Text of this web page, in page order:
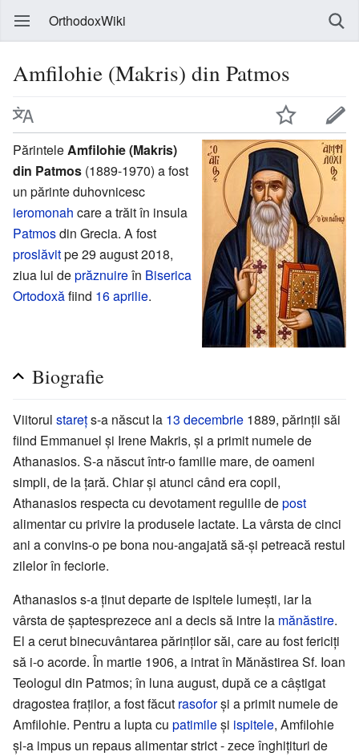
OrthodoxWiki
Amfilohie (Makris) din Patmos
Părintele Amfilohie (Makris)
din Patmos (1889-1970) a fost
un părinte duhovnicesc
ieromonah care a trăit în insula
Patmosdin Grecia. A fost
proslăvitpe 29 august 2018,
ziua lui deprăznuireîn Biserica
Ortodoxăfiind 16 aprilie.
Biografie
Viitorul starețs-a născut la 13 decembrie 1889, părinții săi
fiind Emmanuel și Irene Makris, și a primit numele de
Athanasios. S-a născut într-o familie mare, de oameni
simpli, de la țară. Chiar și atunci când era copil,
Athanasios respecta cu devotament regulile depost
alimentar cu privire la produsele lactate. La vârsta de cinci
ani a convins-o pe bona nou-angajată să-și petreacă restul
zilelor în feciorie.
Athanasios s-a ținut departe de ispitele lumești, iar la
vârsta de șaptesprezece ani a decis să intre la mănăstire.
El a cerut binecuvântarea părinților săi, care au fost fericiți
să i-o acorde. În martie 1906, a intrat în Mănăstirea Sf. Ioan
Teologul din Patmos; în luna august, după ce a câștigat
dragostea fraților, a fost făcut rasoforși a primit numele de
Amfilohie. Pentru a lupta cu patimileși ispitele, Amfilohie
și-a impus un repaus alimentar strict - zece înghițituri de